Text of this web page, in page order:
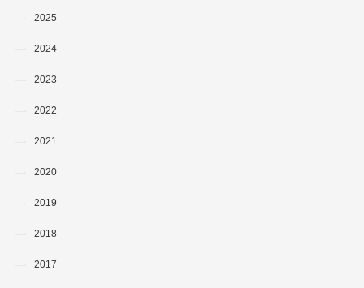
2025
2024
2023
2022
2021
2020
2019
2018
2017